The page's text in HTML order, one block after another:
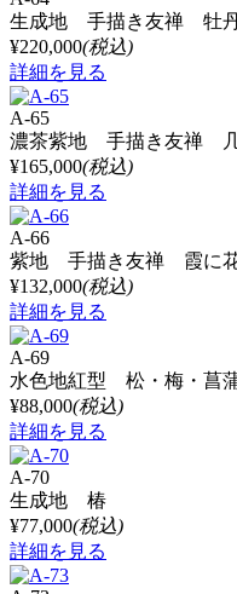
生成地 手描き友禅 牡
¥220,000(税込)
詳細を見る
A-65
濃茶紫地 手描き友禅
¥165,000(税込)
詳細を見る
A-66
紫地 手描き友禅 霞に
¥132,000(税込)
詳細を見る
A-69
水色地紅型 松・梅・菖
¥88,000(税込)
詳細を見る
A-70
生成地 椿
¥77,000(税込)
詳細を見る